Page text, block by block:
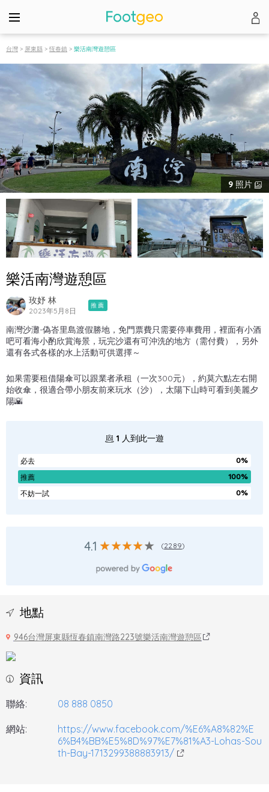
台灣 > 屏東縣 > 恆春鎮 > 樂活南灣遊憩區
9 照片
樂活南灣遊憩區
玫妤 林
2023年5月8日
推薦
南灣沙灘-偽峇里島渡假勝地，免門票費只需要停車費用，裡面有小酒
吧可看海小酌欣賞海景，玩完沙還有可沖洗的地方（需付費），另外
還有各式各樣的水上活動可供選擇～
如果需要租借陽傘可以跟業者承租（一次300元），約莫六點左右開
始收傘，很適合帶小朋友前來玩水（沙），太陽下山時可看到美麗夕
陽🌇
1 人到此一遊
必去
0%
推薦
100%
不妨一試
0%
4.1 (2289)
地點
946台灣屏東縣恆春鎮南灣路223號樂活南灣遊憩區
資訊
聯絡: 08 888 0850
網站:
https://www.facebook.com/%E6%A8%82%E
6%B4%BB%E5%8D%97%E7%81%A3-Lohas-Sou
th-Bay-1713299388883913/